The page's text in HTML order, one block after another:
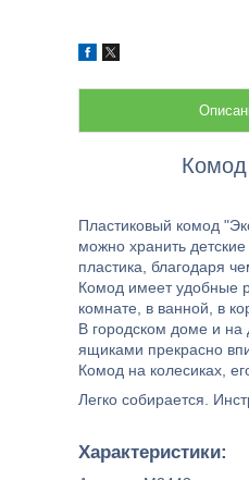
Пластиковый комод
можно хранить
пластика, благодаря
Комод имеет удобные
комнате, в ванной, в
В городском доме и на
ящиками прекрасно
Комод на колесиках,
Легко собирается.
Характеристики: